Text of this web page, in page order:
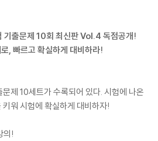
기출문제 10회 최신판 Vol.4 독점공개!
, 빠르고 확실하게 대비하라!
제 10세트가 수록되어 있다. 시험에 나온
워 시험에 확실하게 대비하자!
의!